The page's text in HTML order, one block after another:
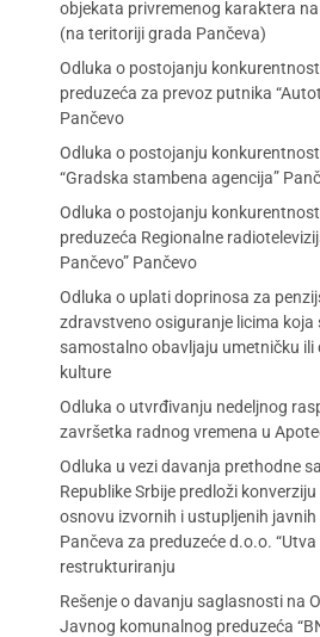
objekata privremenog karaktera
(na teritoriji grada Pančeva)
Odluka o postojanju
preduzeća za prevoz putnika
Pančevo
Odluka o postojanju
“Gradska stambena agencija”
Odluka o postojanju
preduzeća Regionalne
Pančevo” Pančevo
Odluka o uplati doprinosa za
zdravstveno osiguranje licima
samostalno obavljaju umetničku
kulture
Odluka o utvrđivanju nedeljnog
završetka radnog vremena u
Odluka u vezi davanja prethodne
Republike Srbije predloži
osnovu izvornih i ustupljenih
Pančeva za preduzeće d.o.o.
restrukturiranju
Rešenje o davanju saglasnosti na
Javnog komunalnog preduzeća